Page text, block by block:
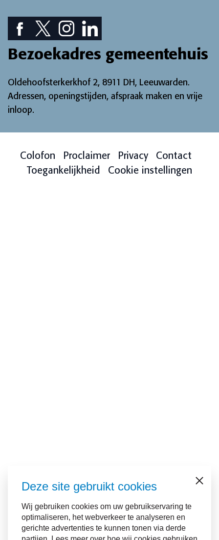
Facebook pictogram: bekijk onze Facebook pagina
Twitter pictogram: bekijk onze Twitter pagina
Instagram pictogram: bekijk onze
LinkedIn pictogram: bekijk onze
Bezoekadres gemeentehuis
Oldehoofsterkerkhof 2, 8911 DH, Leeuwarden.
Adressen, openingstijden, afspraak maken en vrije
inloop.
Colofon Proclaimer Privacy
Contact
Toegankelijkheid
Cookie instellingen
Deze site gebruikt cookies
Wij gebruiken cookies om uw gebruikservaring te
optimaliseren, het webverkeer te analyseren en
gerichte advertenties te kunnen tonen via derde
Sluiten